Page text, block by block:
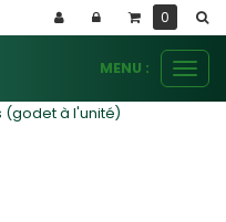
le
MENU :
à l'unité)
0